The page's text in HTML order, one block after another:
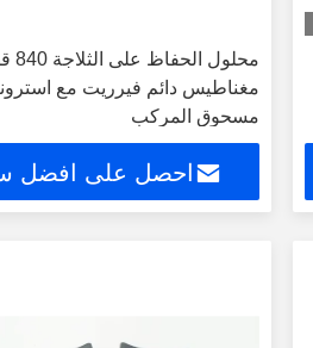
مغناطيس دائم فيرريت مع
مسحوق المركب
احصل على افضل